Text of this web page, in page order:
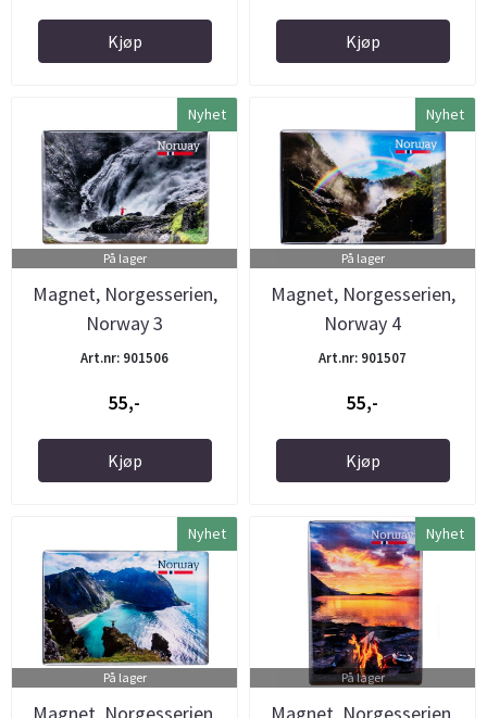
Kjøp Kjøp
Nyhet
På lager
Magnet, Norgesserien,
Norway 3
Art.nr: 901506
55,-
Kjøp
Nyhet
På lager
Magnet, Norgesserien,
Norway 4
Art.nr: 901507
55,-
Kjøp
Nyhet
På lager
Magnet, Norgesserien,
Nyhet
På lager
Magnet, Norgesserien,